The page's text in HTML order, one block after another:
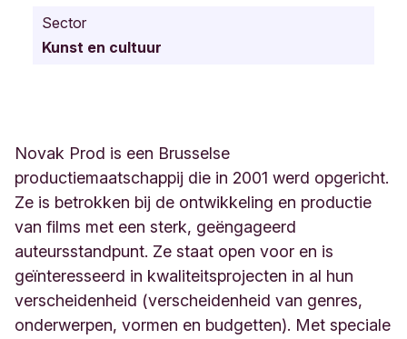
Sector
Kunst en cultuur
Novak Prod is een Brusselse
productiemaatschappij die in 2001 werd opgericht.
Ze is betrokken bij de ontwikkeling en productie
van films met een sterk, geëngageerd
auteursstandpunt. Ze staat open voor en is
geïnteresseerd in kwaliteitsprojecten in al hun
verscheidenheid (verscheidenheid van genres,
onderwerpen, vormen en budgetten). Met speciale